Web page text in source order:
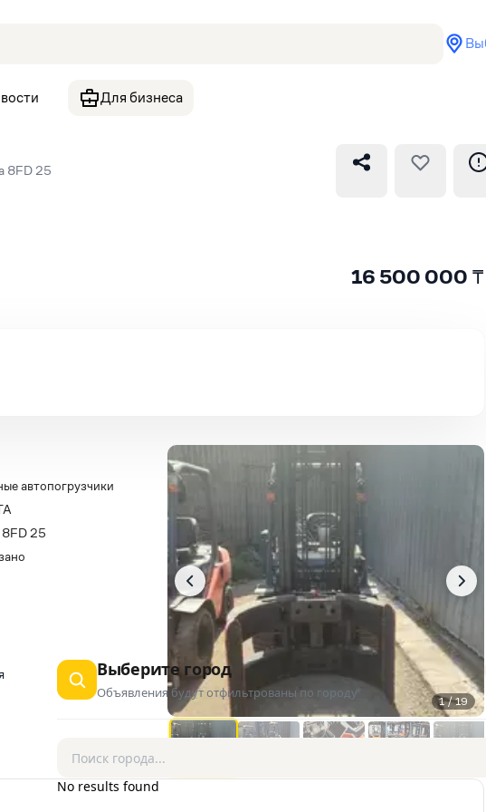
Для бизнеса
8FD 25
16 500 000 ₸
автопогрузчики
8FD 25
1 / 19
Выберите город
Объявления будут отфильтрованы по городу
No results found